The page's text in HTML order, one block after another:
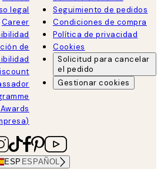
legal
Career
de
Seguimiento de pedidos
Condiciones de compra
Política de privacidad
Cookies
Solicitud para cancelar
el pedido
Gestionar cookies
ESP ESPAÑOL